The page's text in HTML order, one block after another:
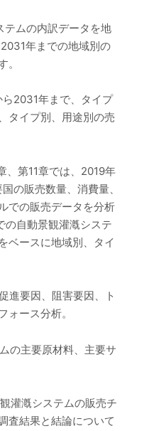
ムの内訳データを地
年までの地域別の
。
2031年まで、タイプ
タイプ別、用途別の売
、第11章では、2019年
の販売数量、消費量、
での販売データを分析
自動景観灌漑システ
ベースに地域別、タイ
進要因、阻害要因、ト
ォース分析。
の主要原材料、主要サ
灌漑システムの販売チ
査結果と結論について